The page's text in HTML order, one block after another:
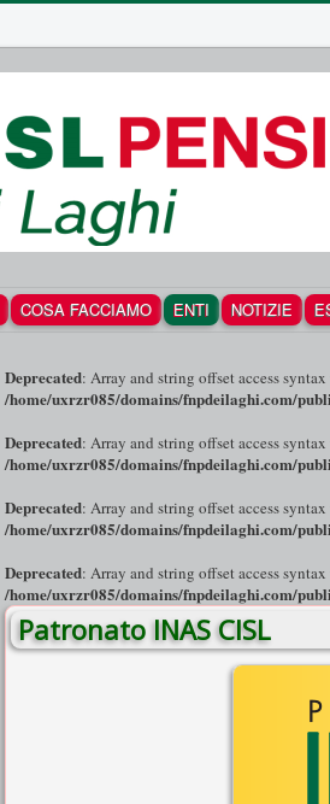
COSA FACCIAMO ENTI NOTIZIE
Deprecated: Array and string offset access
/home/uxrzr085/domains/fnpdeilaghi.com/
Deprecated: Array and string offset access
/home/uxrzr085/domains/fnpdeilaghi.com/
Deprecated: Array and string offset access
/home/uxrzr085/domains/fnpdeilaghi.com/
Deprecated: Array and string offset access
/home/uxrzr085/domains/fnpdeilaghi.com/
Patronato INAS CISL